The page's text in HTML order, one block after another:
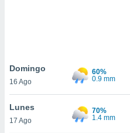
únicos
similares
Domingo
16 Ago
60%
0.9 mm
Lunes
17 Ago
70%
1.4 mm